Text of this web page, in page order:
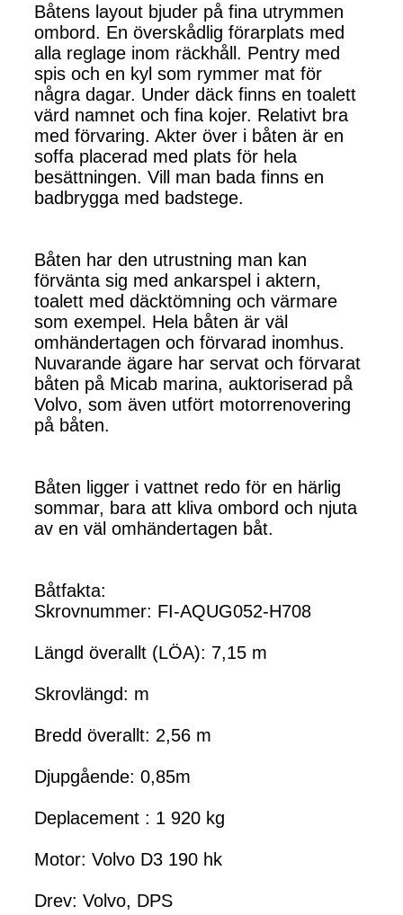
Båtens layout bjuder på fina utrymmen
ombord. En överskådlig förarplats med
alla reglage inom räckhåll. Pentry med
spis och en kyl som rymmer mat för
några dagar. Under däck finns en toalett
värd namnet och fina kojer. Relativt bra
med förvaring. Akter över i båten är en
soffa placerad med plats för hela
besättningen. Vill man bada finns en
badbrygga med badstege.
Båten har den utrustning man kan
förvänta sig med ankarspel i aktern,
toalett med däcktömning och värmare
som exempel. Hela båten är väl
omhändertagen och förvarad inomhus.
Nuvarande ägare har servat och förvarat
båten på Micab marina, auktoriserad på
Volvo, som även utfört motorrenovering
på båten.
Båten ligger i vattnet redo för en härlig
sommar, bara att kliva ombord och njuta
av en väl omhändertagen båt.
Båtfakta:
Skrovnummer: FI-AQUG052-H708
Längd överallt (LÖA): 7,15 m
Skrovlängd: m
Bredd överallt: 2,56 m
Djupgående: 0,85m
Deplacement : 1 920 kg
Motor: Volvo D3 190 hk
Drev: Volvo, DPS